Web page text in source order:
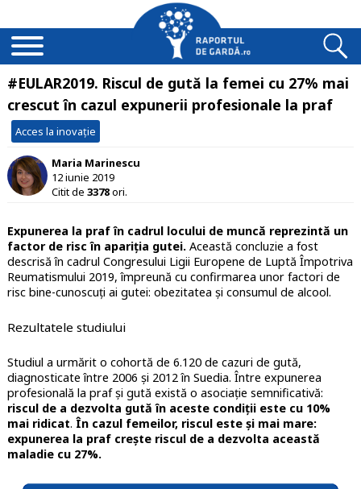
#EULAR2019. Riscul de gută la femei cu 27% mai
crescut în cazul expunerii profesionale la praf
Acces la inovație
Maria Marinescu
12 iunie 2019
Citit de 3378ori.
Expunerea la praf în cadrul locului de muncă reprezintă un
factor de risc în apariția gutei.Această concluzie a fost
descrisă în cadrul Congresului Ligii Europene de Luptă Împotriva
Reumatismului 2019, împreună cu confirmarea unor factori de
risc bine-cunoscuți ai gutei: obezitatea și consumul de alcool.
Rezultatele studiului
Studiul a urmărit o cohortă de 6.120 de cazuri de gută,
diagnosticate între 2006 și 2012 în Suedia. Între expunerea
profesională la praf și gută există o asociație semnificativă:
riscul de a dezvolta gută în aceste condiții este cu 10%
mai ridicat. În cazul femeilor, riscul este și mai mare:
expunerea la praf crește riscul de a dezvolta această
maladie cu 27%.